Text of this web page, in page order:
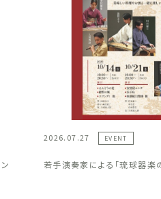
2026.07.27 EVENT
若手演奏家による「琉球器楽